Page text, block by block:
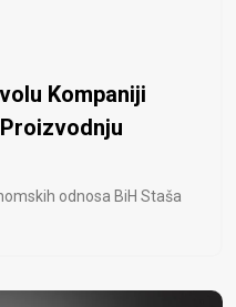
Kompaniji
odnosa BiH Staša